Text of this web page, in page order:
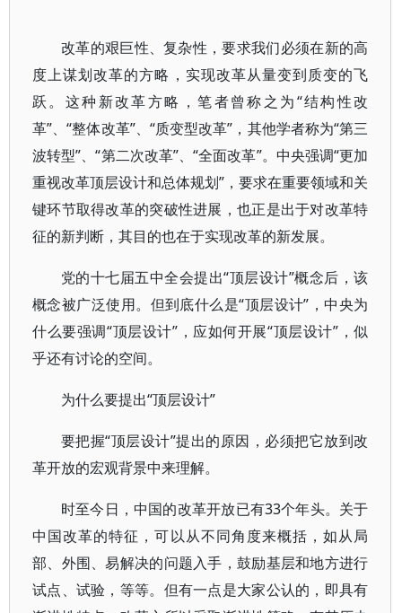
改革的艰巨性、复杂性，要求我们必须在新的高
度上谋划改革的方略，实现改革从量变到质变的飞
跃。这种新改革方略，笔者曾称之为“结构性改
革”、“整体改革”、“质变型改革”，其他学者称为“第三
波转型”、“第二次改革”、“全面改革”。中央强调“更加
重视改革顶层设计和总体规划”，要求在重要领域和关
键环节取得改革的突破性进展，也正是出于对改革特
征的新判断，其目的也在于实现改革的新发展。
党的十七届五中全会提出“顶层设计”概念后，该
概念被广泛使用。但到底什么是“顶层设计”，中央为
什么要强调“顶层设计”，应如何开展“顶层设计”，似
乎还有讨论的空间。
为什么要提出“顶层设计”
要把握“顶层设计”提出的原因，必须把它放到改
革开放的宏观背景中来理解。
时至今日，中国的改革开放已有33个年头。关于
中国改革的特征，可以从不同角度来概括，如从局
部、外围、易解决的问题入手，鼓励基层和地方进行
试点、试验，等等。但有一点是大家公认的，即具有